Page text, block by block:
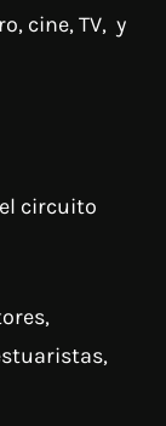
cine, TV, y
circuito